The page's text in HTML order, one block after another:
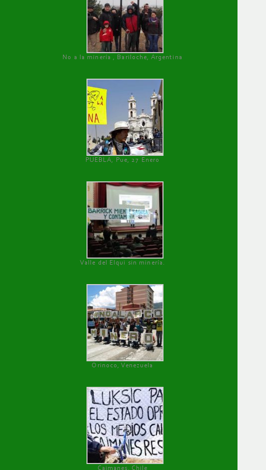
No a la minería , Bariloche, Argentina
PUEBLA, Pue, 27 Enero
Valle del Elqui sin minería.
Orinoco, Venezuela
Caimanes, Chile